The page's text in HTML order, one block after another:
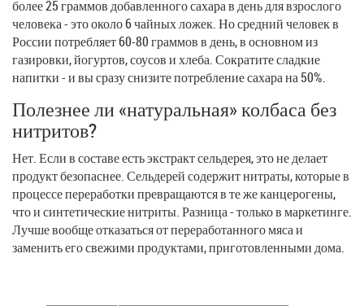
более 25 граммов добавленного сахара в день для взрослого
человека - это около 6 чайных ложек. Но средний человек в
России потребляет 60-80 граммов в день, в основном из
газировки, йогуртов, соусов и хлеба. Сократите сладкие
напитки - и вы сразу снизите потребление сахара на 50%.
Полезнее ли «натуральная» колбаса без
нитритов?
Нет. Если в составе есть экстракт сельдерея, это не делает
продукт безопаснее. Сельдерей содержит нитраты, которые в
процессе переработки превращаются в те же канцерогены,
что и синтетические нитриты. Разница - только в маркетинге.
Лучше вообще отказаться от переработанного мяса и
заменить его свежими продуктами, приготовленными дома.